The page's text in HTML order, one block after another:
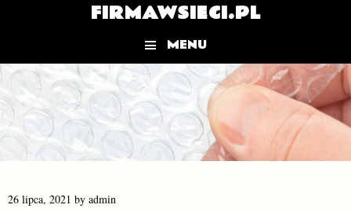
FIRMAWSIECI.PL
MENU
Skip to content
26 lipca, 2021 by admin